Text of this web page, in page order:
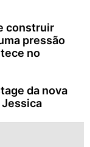
construir
pressão
no
da nova
Jessica